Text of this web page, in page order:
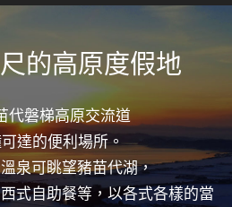
的高原度假地
代磐梯高原交流道
達的便利場所。
泉可眺望豬苗代湖，
式自助餐等，以各式各樣的當